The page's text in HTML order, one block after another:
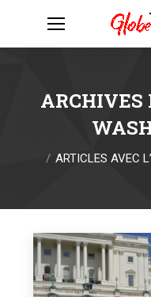
ARCHIVES
Vous êtes ici :
ARTICLES AVEC